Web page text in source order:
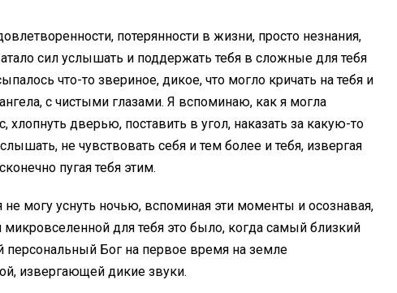
потерянности в жизни, просто незнания,
сил услышать и поддержать тебя в сложные для тебя
что-то звериное, дикое, что могло кричать на тебя и
с чистыми глазами. Я вспоминаю, как я могла
дверью, поставить в угол, наказать за какую-то
не чувствовать себя и тем более и тебя, извергая
пугая тебя этим.
не могу уснуть ночью, вспоминая эти моменты и осознавая,
для тебя это было, когда самый близкий
персональный Бог на первое время на земле
извергающей дикие звуки.